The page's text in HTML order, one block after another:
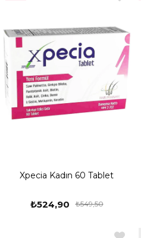
Xpecia Kadın 60 Tablet
₺524,90 ₺549,50